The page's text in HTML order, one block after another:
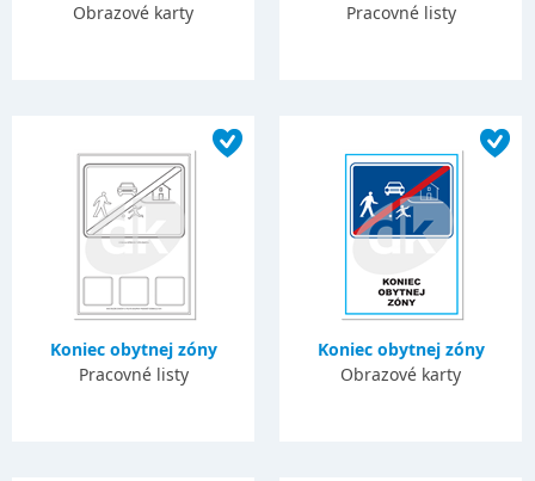
Obrazové karty
Pracovné listy
Koniec obytnej zóny
Pracovné listy
Koniec obytnej zóny
Obrazové karty